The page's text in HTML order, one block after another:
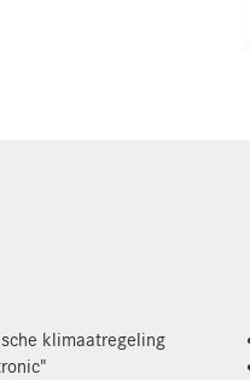
klimaatregeling